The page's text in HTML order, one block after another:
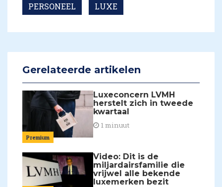
PERSONEEL LUXE
Gerelateerde artikelen
Premium
Luxeconcern LVMH
herstelt zich in tweede
kwartaal
1 minuut
Video: Dit is de
miljardairsfamilie die
vrijwel alle bekende
luxemerken bezit